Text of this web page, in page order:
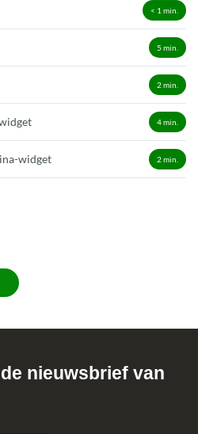
< 1 min.
5 min.
2 min.
4min.
widget 2 min.
nieuwsbrief van